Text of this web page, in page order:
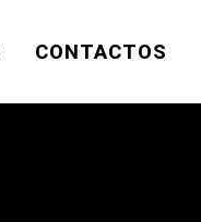
CONTACTOS